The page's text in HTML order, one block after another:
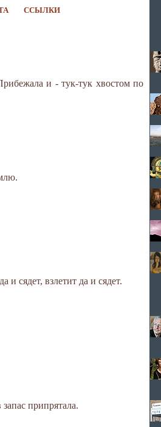
ССЫЛКИ
и - тук-тук хвостом по
и сядет, взлетит да и сядет.
припрятала.